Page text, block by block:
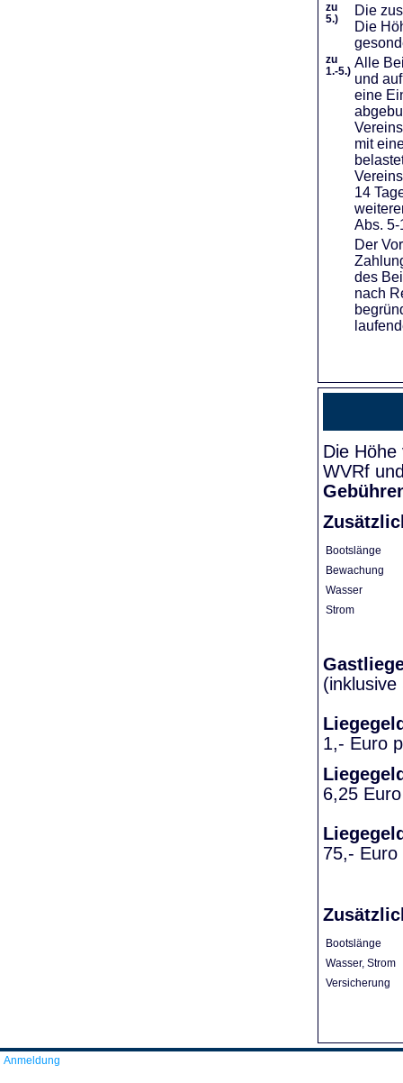
zu
5.)
Die
Die
zu
1.-5.)
Alle
und
eine
mit
14
Abs.
Der
des
nach
Die
WVRf
Bootslänge
Bewachung
Wasser
Strom
1,- Euro
6,25
75,- Euro
Bootslänge
Wasser, Strom
Versicherung
Anmeldung